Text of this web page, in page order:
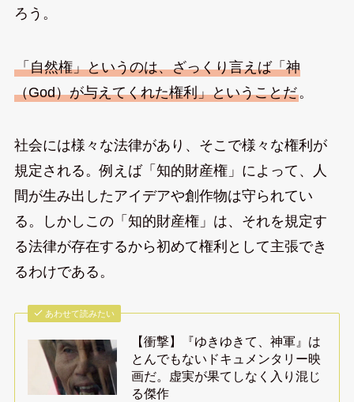
ろう。
「自然権」というのは、ざっくり言えば「神
（God）が与えてくれた権利」ということだ。
社会には様々な法律があり、そこで様々な権利が
規定される。例えば「知的財産権」によって、人
間が生み出したアイデアや創作物は守られてい
る。しかしこの「知的財産権」は、それを規定す
る法律が存在するから初めて権利として主張でき
るわけである。
あわせて読みたい
【衝撃】『ゆきゆきて、神軍』は
とんでもないドキュメンタリー映
画だ。虚実が果てしなく入り混じ
る傑作